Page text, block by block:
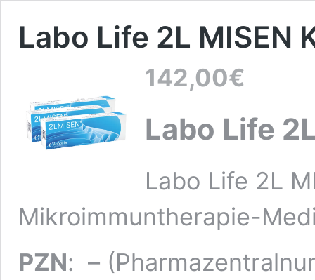
Labo Life 2L MISEN
142,00€
Labo Life
Labo Life 2L
Mikroimmuntherapie-
PZN: –